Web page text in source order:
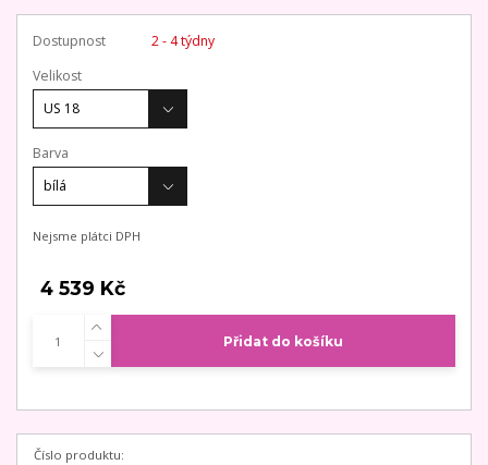
Dostupnost
2 - 4 týdny
Velikost
Barva
Nejsme plátci DPH
4 539 Kč
Přidat do košíku
Číslo produktu: